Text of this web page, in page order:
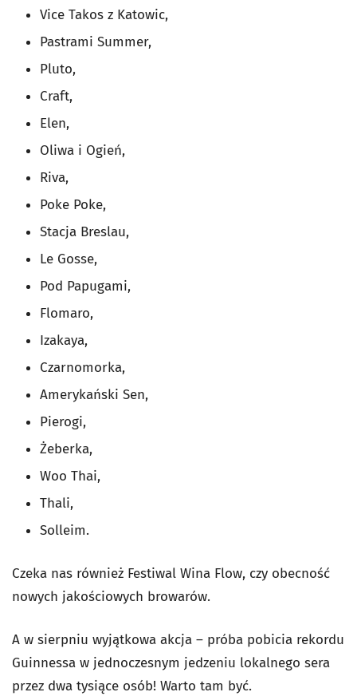
Vice Takos z Katowic,
Pastrami Summer,
Pluto,
Craft,
Elen,
Oliwa i Ogień,
Riva,
Poke Poke,
Stacja Breslau,
Le Gosse,
Pod Papugami,
Flomaro,
Izakaya,
Czarnomorka,
Amerykański Sen,
Pierogi,
Żeberka,
Woo Thai,
Thali,
Solleim.
Czeka nas również Festiwal Wina Flow, czy obecność
nowych jakościowych browarów.
A w sierpniu wyjątkowa akcja – próba pobicia rekordu
Guinnessa w jednoczesnym jedzeniu lokalnego sera
przez dwa tysiące osób! Warto tam być.